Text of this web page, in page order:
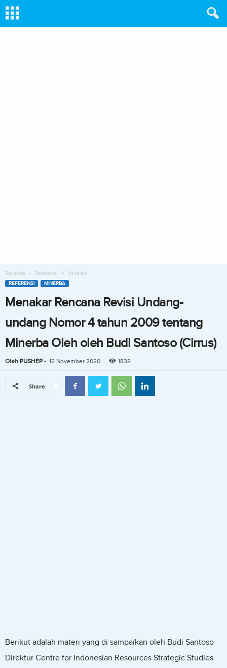
Beranda Referensi Minerba
REFERENSI MINERBA
Menakar Rencana Revisi Undang-
undang Nomor 4 tahun 2009 tentang
Minerba Oleh oleh Budi Santoso (Cirrus)
Oleh PUSHEP - 12 November 2020 1838
Share
Berikut adalah materi yang di sampaikan oleh Budi Santoso
Direktur Centre for Indonesian Resources Strategic Studies